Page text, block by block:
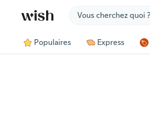
Populaires Express